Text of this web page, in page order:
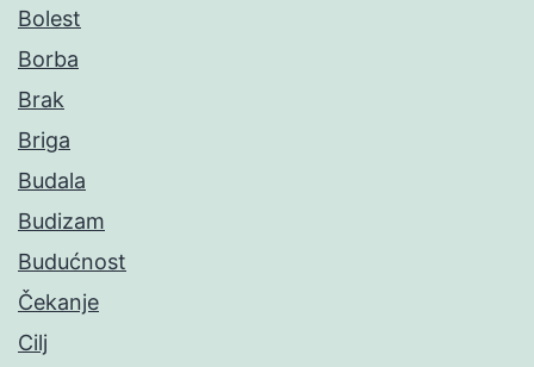
Bolest
Borba
Brak
Briga
Budala
Budizam
Budućnost
Čekanje
Cilj